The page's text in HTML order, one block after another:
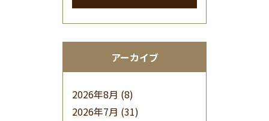
アーカイブ
2026年8月 (8)
2026年7月 (31)